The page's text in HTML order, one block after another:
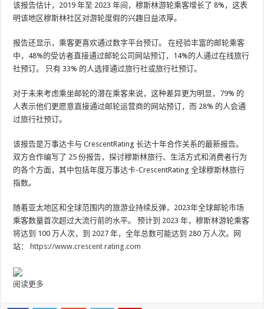
该报告估计，2019 年至 2023 年间，穆斯林游轮乘客增长了 8%，这表
明该地区穆斯林社区对游轮度假的兴趣日益浓厚。
报告还显示，乘客更喜欢通过数字平台预订。 在经验丰富的邮轮乘客
中，48%的受访者直接通过邮轮公司网站预订，14%的人通过在线旅行
社预订。 只有 33% 的人选择通过旅行社或旅行社预订。
对于未来考虑乘坐邮轮的潜在乘客来说，这种差异更为明显，79% 的
人表示他们更愿意直接通过邮轮运营商的网站预订，而 28% 的人会通
过旅行社预订。
该报告是万事达卡与 CrescentRating 长达十年合作关系的最新报告。
双方合作编写了 25 份报告，探讨穆斯林旅行、生活方式和消费者行为
的各个方面，其中包括年度万事达卡-CrescentRating 全球穆斯林旅行
指数。
随着亚太地区和全球范围内的旅游业持续反弹，2023年全球邮轮市场
乘客数量首次超过大流行前的水平。 预计到 2023 年，穆斯林游轮乘客
将达到 100 万人次，到 2027 年，全年总数可能达到 280 万人次。网
站：
https://www.crescent rating.com
阅读更多